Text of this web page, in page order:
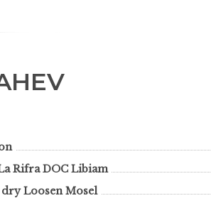
Rifra DOC Libiam
Loosen Mosel